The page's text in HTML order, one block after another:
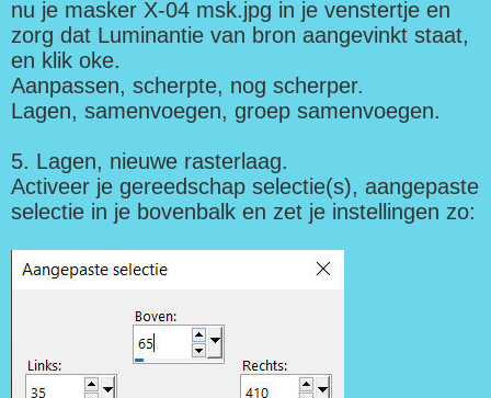
nu je masker X-04 msk.jpg in je venstertje en
zorg dat Luminantie van bron aangevinkt staat,
en klik oke.
Aanpassen, scherpte, nog scherper.
Lagen, samenvoegen, groep samenvoegen.
5. Lagen, nieuwe rasterlaag.
Activeer je gereedschap selectie(s), aangepaste
selectie in je bovenbalk en zet je instellingen zo: